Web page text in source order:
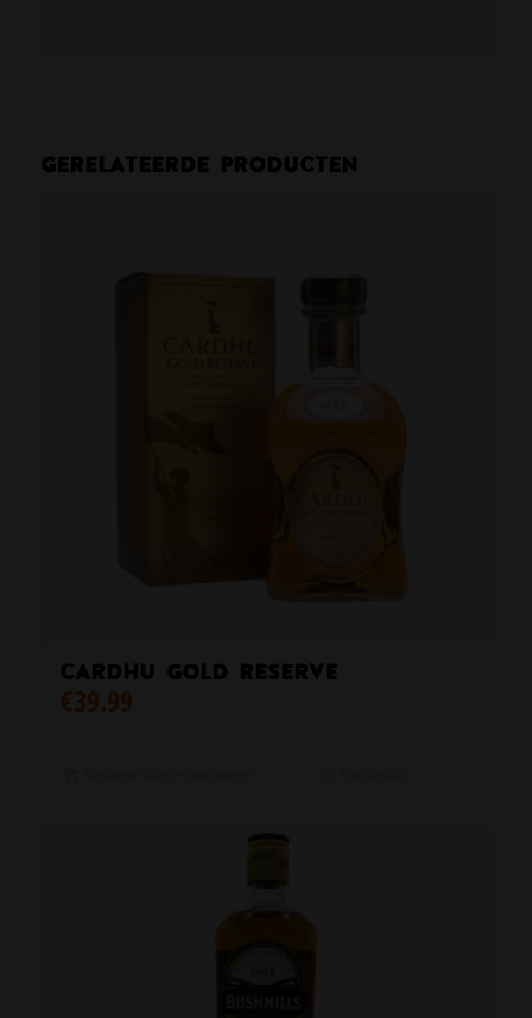
Gerelateerde producten
Cardhu Gold Reserve
€39.99